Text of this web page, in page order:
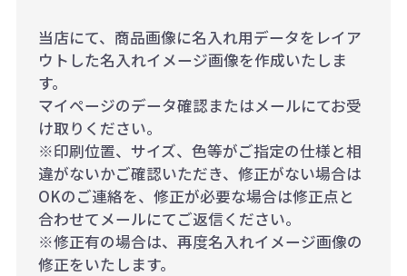
当店にて、商品画像に名入れ用データをレイア
ウトした名入れイメージ画像を作成いたしま
す。
マイページのデータ確認またはメールにてお受
け取りください。
※印刷位置、サイズ、色等がご指定の仕様と相
違がないかご確認いただき、修正がない場合は
OKのご連絡を、修正が必要な場合は修正点と
合わせてメールにてご返信ください。
※修正有の場合は、再度名入れイメージ画像の
修正をいたします。